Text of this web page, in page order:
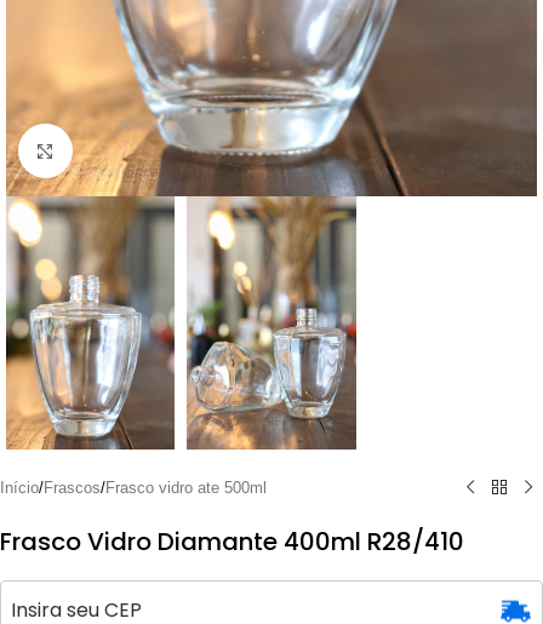
Clique para ampliar
Início/Frascos/Frasco vidro ate 500ml
Frasco Vidro Diamante 400ml R28/410